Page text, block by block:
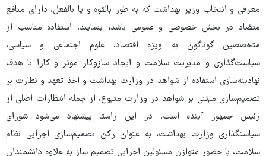
معرفی و انتخاب وزیر بهداشت که به طور بالقوه و یا بالفعل، دارای منافع
متضاد در بخش خصوصی و عمومی باشد، بنمایند. استفاده مناسب از
متخصصین گوناگون به ویژه اقتصاد، علوم اجتماعی و سیاسی،
سیاست‌گذاری و مدیریت سلامت و ایجاد سازوکار موثر و کارا با هدف
نهادینه‌سازی استفاده از شواهد در وزارت بهداشت و اخذ تعهد و نظارت بر
تصمیم‌سازی مبتنی بر شواهد در وزارت متبوع، از جمله انتظارات اصلی از
رئیس جمهور آینده است. در این راستا پیشنهاد می‌شود شورای
سیاستگذاری وزارت بهداشت، به عنوان رکن تصمیم‌سازی اجرایی نظام
سلامت، با حضور متوازن مسئولین اجرایی تصمیم ساز به علاوه دانشمندان